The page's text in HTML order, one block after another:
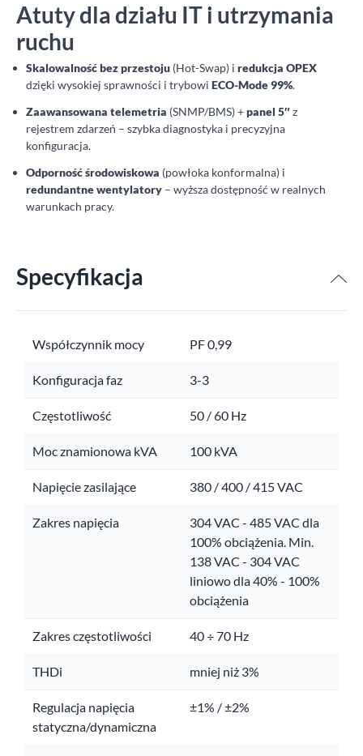
Atuty dla działu IT i utrzymania
ruchu
Skalowalność bez przestoju (Hot-Swap) i redukcja OPEX
dzięki wysokiej sprawności i trybowi ECO-Mode 99%.
Zaawansowana telemetria (SNMP/BMS) +panel 5″z
rejestrem zdarzeń – szybka diagnostyka i precyzyjna
konfiguracja.
Odporność środowiskowa (powłoka konformalna) i
redundantne wentylatory – wyższa dostępność w realnych
warunkach pracy.
Specyfikacja
Współczynnik mocy PF 0,99
Konfiguracja faz 3-3
Częstotliwość 50 / 60 Hz
Moc znamionowa kVA 100 kVA
Napięcie zasilające 380 / 400 / 415 VAC
Zakres napięcia
304 VAC - 485 VAC dla
100% obciążenia. Min.
138 VAC - 304 VAC
liniowo dla 40% - 100%
obciążenia
Zakres częstotliwości 40 ÷ 70 Hz
THDi mniej niż 3%
Regulacja napięcia
statyczna/dynamiczna
±1% / ±2%